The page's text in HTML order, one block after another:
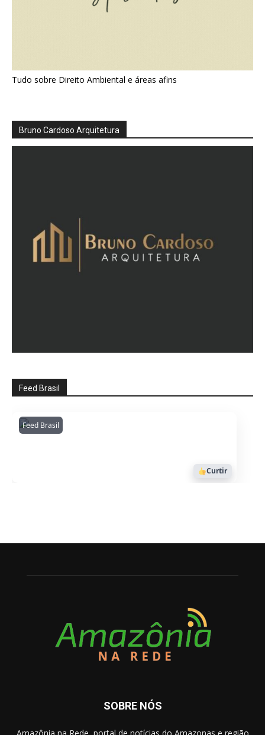
Tudo sobre Direito Ambiental e áreas afins
Bruno Cardoso Arquitetura
Feed Brasil
Feed BrasilAmazonianarede
1053
Curtir
SOBRE NÓS
Amazônia na Rede, portal de notícias do Amazonas e região